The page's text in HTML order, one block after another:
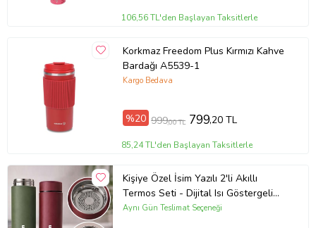
106,56 TL'den Başlayan Taksitlerle
Korkmaz Freedom Plus Kırmızı Kahve
Bardağı A5539-1
Kargo Bedava
%20 999,00 TL 799,20 TL
85,24 TL'den Başlayan Taksitlerle
Kişiye Özel İsim Yazılı 2'li Akıllı
Termos Seti - Dijital Isı Göstergeli
Yeşil & Kırmızı Sevgililere Özel 2
Aynı Gün Teslimat Seçeneği